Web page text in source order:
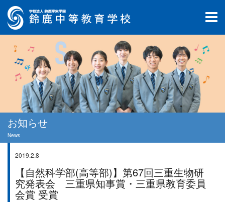
お知らせ
News
2019.2.8
【自然科学部(高等部)】第67回三重生物研
究発表会 三重県知事賞・三重県教育委員
会賞 受賞